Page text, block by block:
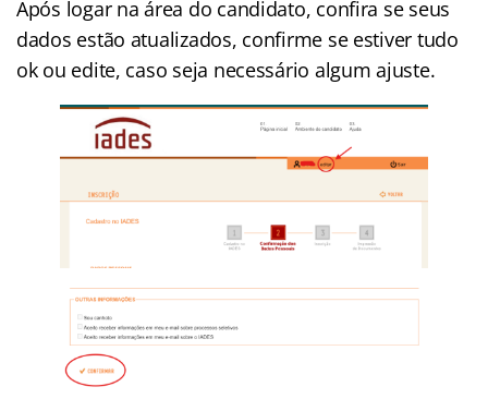
Após logar na área do candidato, confira se seus
dados estão atualizados, confirme se estiver tudo
ok ou edite, caso seja necessário algum ajuste.